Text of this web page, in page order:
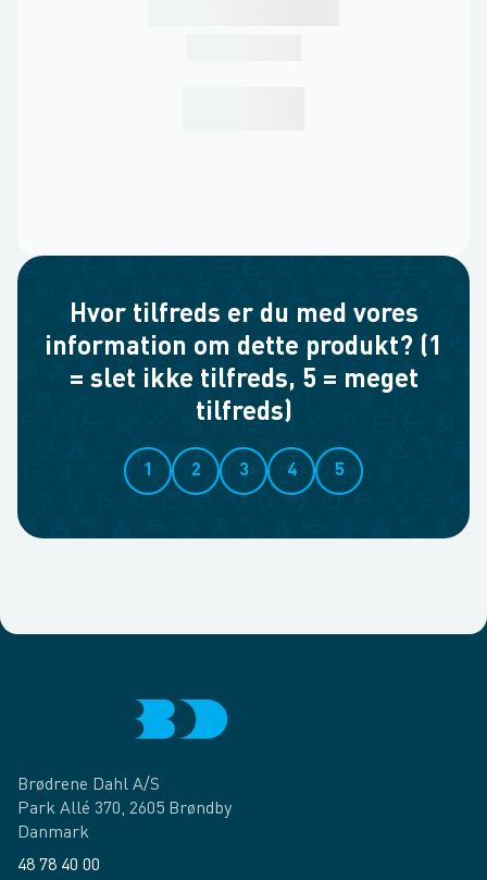
Hvor tilfreds er du med vores
information om dette produkt? (1
= slet ikke tilfreds, 5 = meget
tilfreds)
1 2 3 4 5
Brødrene Dahl A/S
Park Allé 370, 2605 Brøndby
Danmark
48 78 40 00